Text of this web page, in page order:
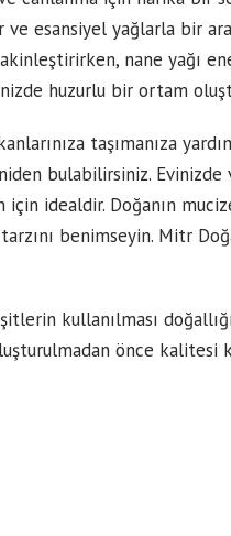
esansiyel yağlarla bir
nane yağı
huzurlu bir ortam
taşımanıza
bulabilirsiniz.
idealdir. Doğanın
benimseyin. Mitr
kullanılması
önce